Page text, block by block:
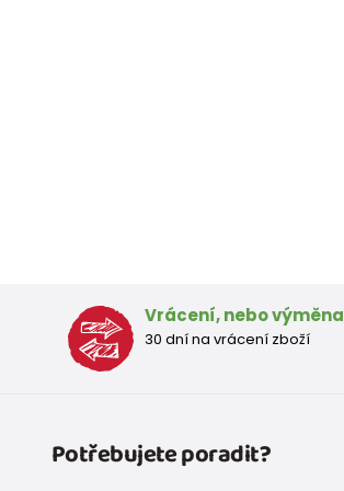
Vrácení, nebo výměna
30 dní na vrácení zboží
Potřebujete poradit?